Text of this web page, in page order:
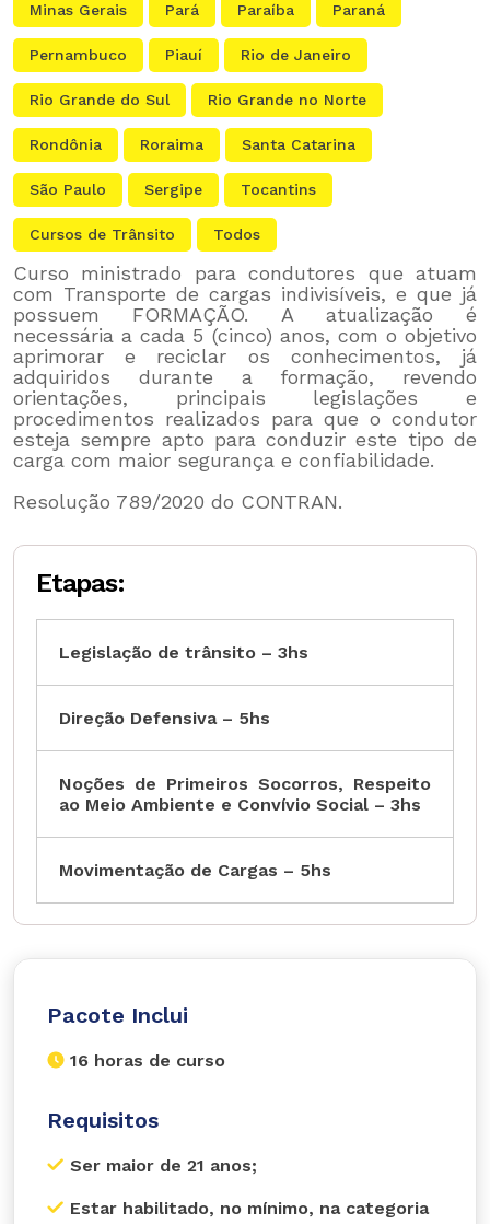
Minas Gerais Pará Paraíba Paraná
Pernambuco Piauí Rio de Janeiro
Rio Grande do Sul Rio Grande no Norte
Rondônia Roraima Santa Catarina
São Paulo Sergipe Tocantins
Cursos de Trânsito Todos
Curso ministrado para condutores que atuam
com Transporte de cargas indivisíveis, e que já
possuem FORMAÇÃO. A atualização é
necessária a cada 5 (cinco) anos, com o objetivo
aprimorar e reciclar os conhecimentos, já
adquiridos durante a formação, revendo
orientações, principais legislações e
procedimentos realizados para que o condutor
esteja sempre apto para conduzir este tipo de
carga com maior segurança e confiabilidade.
Resolução 789/2020 do CONTRAN.
Etapas:
Legislação de trânsito – 3hs
Direção Defensiva – 5hs
Noções de Primeiros Socorros, Respeito
ao Meio Ambiente e Convívio Social – 3hs
Movimentação de Cargas – 5hs
Pacote Inclui
16 horas de curso
Requisitos
Ser maior de 21 anos;
Estar habilitado, no mínimo, na categoria